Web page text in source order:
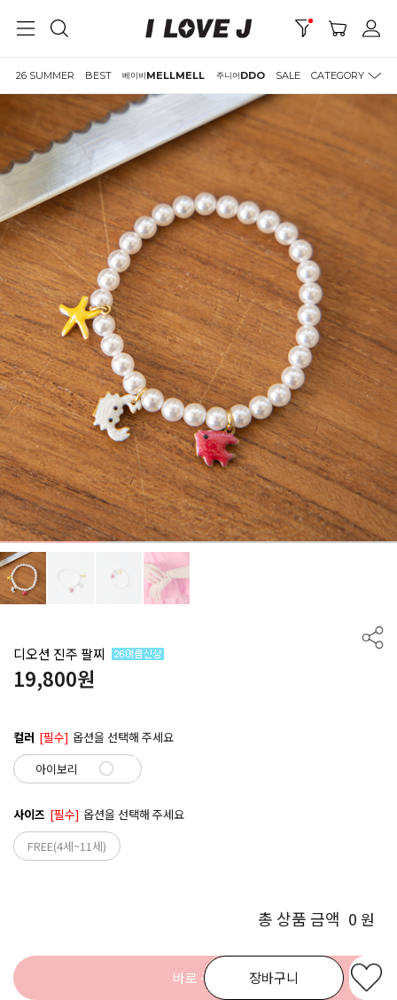
26 SUMMER BEST 베이비MELLMELL 주니어DDO SALE CATEGORY
디오션 진주 팔찌
19,800원
컬러 [필수] 옵션을 선택해 주세요
아이보리
아이
보리
사이즈 [필수] 옵션을 선택해 주세요
FREE(4세~11세)
총 상품 금액 0 원
장바구니
바로 구매